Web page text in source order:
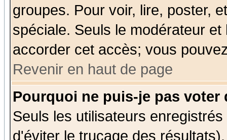
groupes. Pour voir, lire, poster,
spéciale. Seuls le modérateur
accorder cet accès; vous
Revenir en haut de page
Pourquoi ne puis-je pas voter
Seuls les utilisateurs
d'éviter le trucage des